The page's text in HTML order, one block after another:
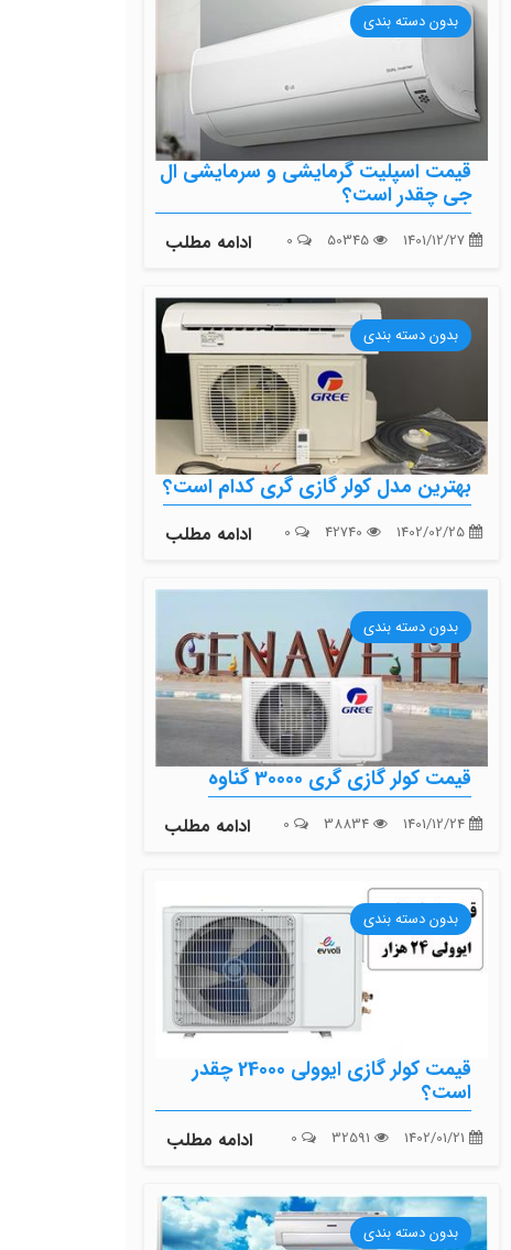
بدون دسته بندی
قیمت اسپلیت گرمایشی و سرمایشی ال
جی چقدر است؟
ادامه مطلب
بدون دسته بندی
بهترین مدل کولر گازی گری کدام است؟
ادامه مطلب
بدون دسته بندی
قیمت کولر گازی گری 30000 گناوه
ادامه مطلب
بدون دسته بندی
قیمت کولر گازی ایوولی 24000 چقدر
است؟
ادامه مطلب
بدون دسته بندی